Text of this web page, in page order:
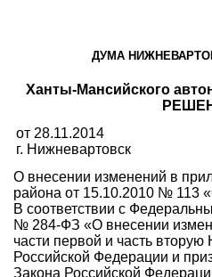
ДУМА
Ханты-Мансийского
от 28.11.2014
г. Нижневартовск
О внесении изменений в
района от 15.10.2010 № 113
В соответствии с
№ 284-ФЗ «О внесении
части первой и часть вторую
Российской Федерации и
Закона Российской